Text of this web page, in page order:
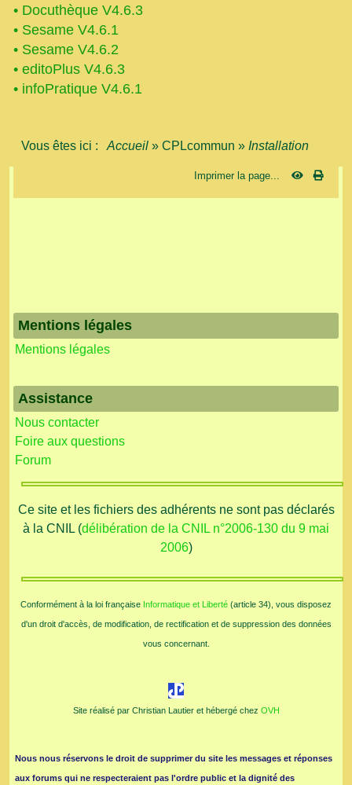
• Docuthèque V4.6.3
• Sesame V4.6.1
• Sesame V4.6.2
• editoPlus V4.6.3
• infoPratique V4.6.1
Vous êtes ici : Accueil » CPLcommun » Installation
Imprimer la page...
Mentions légales
Mentions légales
Assistance
Nous contacter
Foire aux questions
Forum
Ce site et les fichiers des adhérents ne sont pas déclarés
à la CNIL (délibération de la CNIL n°2006-130 du 9 mai
2006)
Conformément à la loi française Informatique et Liberté (article 34), vous disposez
d'un droit d'accès, de modification, de rectification et de suppression des données
vous concernant.
Site réalisé par Christian Lautier et hébergé chez OVH
Nous nous réservons le droit de supprimer du site les messages et réponses
aux forums qui ne respecteraient pas l'ordre public et la dignité des